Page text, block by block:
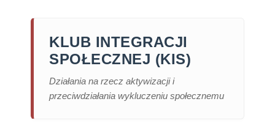
KLUB INTEGRACJI
SPOŁECZNEJ (KIS)
Działania na rzecz aktywizacji i
przeciwdziałania wykluczeniu społecznemu